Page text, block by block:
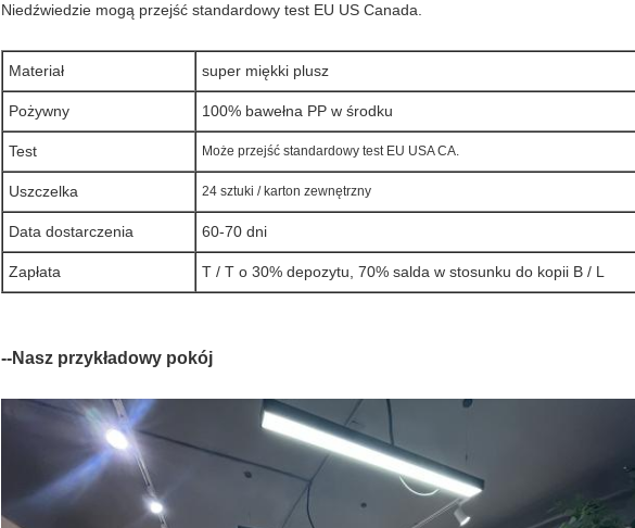
Niedźwiedzie mogą przejść standardowy test EU US Canada.
Materiał super miękki plusz
Pożywny 100% bawełna PP w środku
Test Może przejść standardowy test EU USA CA.
Uszczelka 24 sztuki / karton zewnętrzny
Data dostarczenia 60-70 dni
Zapłata T / T o 30% depozytu, 70% salda w stosunku do kopii B / L
--Nasz przykładowy pokój